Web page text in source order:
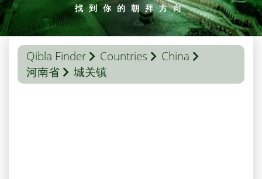
找到你的朝拜方向
Qibla Finder Countries
China
河南省
城关镇